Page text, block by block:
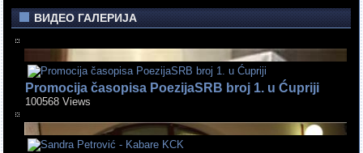
ВИДЕО ГАЛЕРИЈА
Promocija časopisa PoezijaSRB broj 1. u Ćupriji
100568 Views